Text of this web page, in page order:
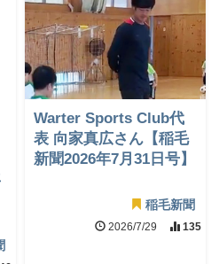
Warter Sports Club代
表 向家真広さん【稲毛
新聞2026年7月31日号】
稲毛新聞
2026/7/29 135